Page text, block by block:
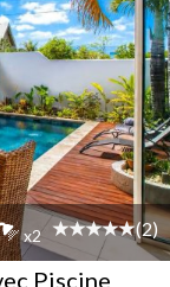
x2 (2)
Piscine